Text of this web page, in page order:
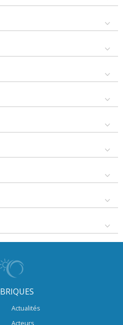
Actualités
Acteurs